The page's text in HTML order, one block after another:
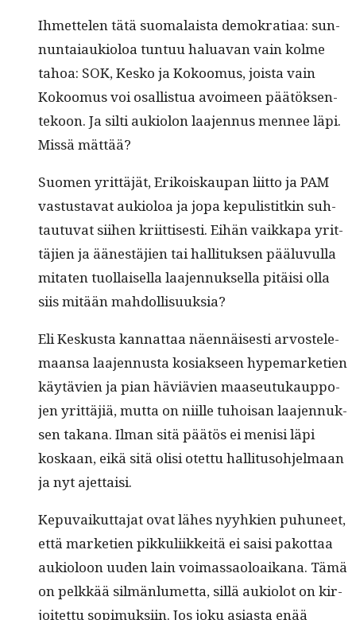
Ihmette­len tätä suo­ma­laista demokra­ti­aa: sun­
nun­ta­iauki­oloa tun­tuu halu­a­van vain kolme
tahoa: SOK, Kesko ja Kokoomus, joista vain
Kokoomus voi osal­lis­tua avoimeen päätök­sen­
tekoon. Ja silti auki­olon laa­jen­nus men­nee läpi.
Mis­sä mättää?
Suomen yrit­täjät, Erikoiskau­pan liit­to ja PAM
vas­tus­ta­vat auki­oloa ja jopa kepulis­titkin suh­
tau­tu­vat siihen kri­it­tis­es­ti. Eihän vaikka­pa yrit­
täjien ja äänestäjien tai hal­li­tuk­sen päälu­vul­la
mitat­en tuol­laisel­la laa­jen­nuk­sel­la pitäisi olla
siis mitään mahdollisuuksia?
Eli Keskus­ta kan­nat­taa näen­näis­es­ti arvostele­
maansa laa­jen­nus­ta kosi­ak­seen hype­mar­ke­tien
käytävien ja pian häviävien maaseu­tukaup­po­
jen yrit­täjiä, mut­ta on niille tuhoisan laa­jen­nuk­
sen takana. Ilman sitä päätös ei menisi läpi
koskaan, eikä sitä olisi otet­tu hal­li­tu­so­hjel­maan
ja nyt ajettaisi.
Kepu­vaikut­ta­jat ovat läh­es nyyhkien puhuneet,
että mar­ke­tien pikkuli­ikkeitä ei saisi pakot­taa
auki­oloon uuden lain voimas­saoloaikana. Tämä
on pelkkää silmän­lumet­ta, sil­lä auki­olot on kir­
joitet­tu sopimuk­si­in. Jos joku asi­as­ta enää